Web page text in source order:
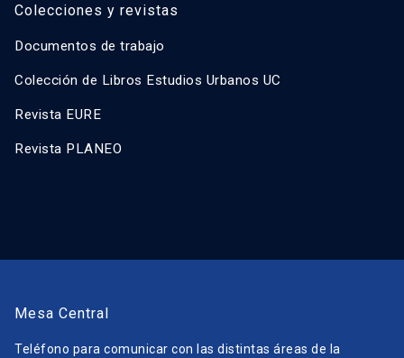
Colecciones y revistas
Documentos de trabajo
Colección de Libros Estudios Urbanos UC
Revista EURE
Revista PLANEO
Mesa Central
Teléfono para comunicar con las distintas áreas de la